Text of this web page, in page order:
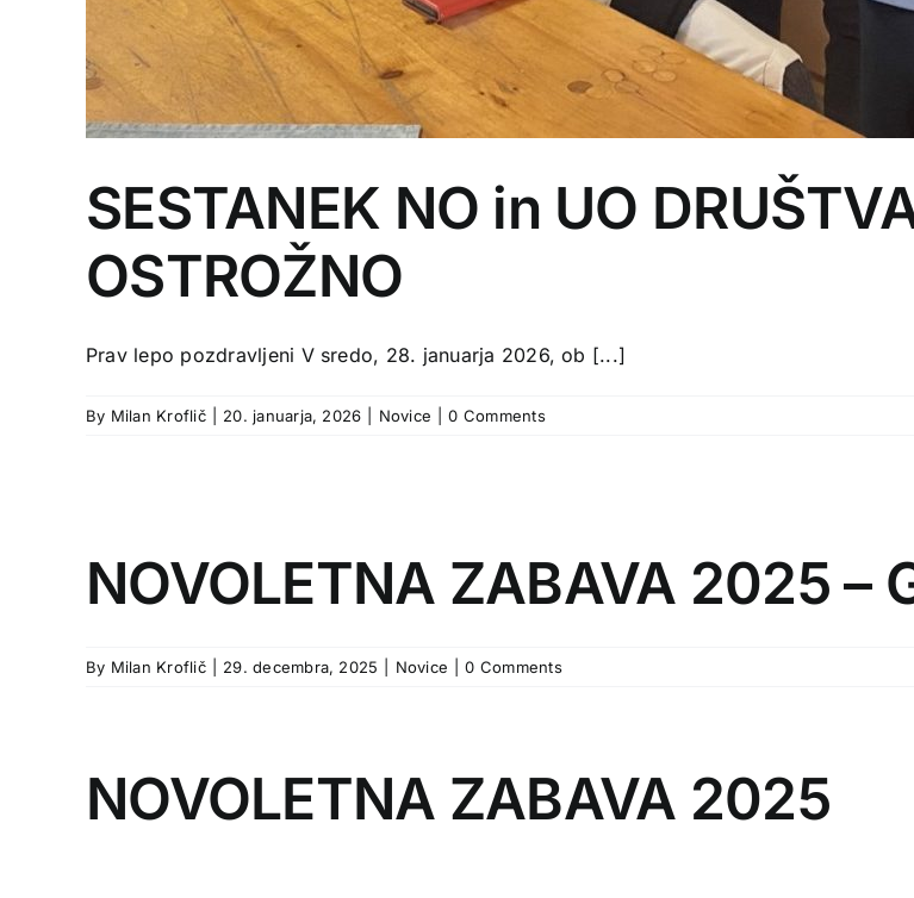
SESTANEK NO in UO
OSTROŽNO
Prav lepo pozdravljeni V sredo, 28. januarja 2026, ob [...]
By Milan Kroflič 20. januarja, 2026 Novice 0 Comments
NOVOLETNA ZABAVA 2025 –
By Milan Kroflič 29. decembra, 2025 Novice 0 Comments
NOVOLETNA ZABAVA 2025